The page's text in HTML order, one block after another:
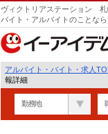
ヴィクトリアステーション 札
バイト・アルバイトのことな
アルバイト・バイト・求人
報詳細
勤務地